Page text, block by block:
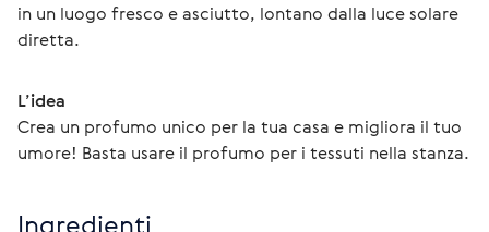
in un luogo fresco e asciutto, lontano dalla luce solare
diretta.
L’idea
Crea un profumo unico per la tua casa e migliora il tuo
umore! Basta usare il profumo per i tessuti nella stanza.
Ingredienti